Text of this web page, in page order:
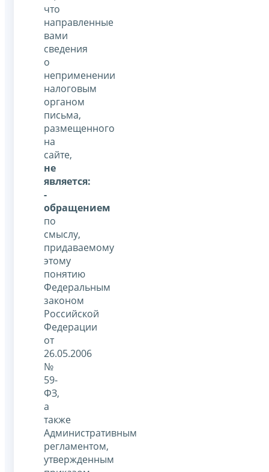
что
направленные
вами
сведения
о
неприменении
налоговым
органом
письма,
размещенного
на
сайте,
не
является:
-
обращением
по
смыслу,
придаваемому
этому
понятию
Федеральным
законом
Российской
Федерации
от
26.05.2006
№
59-
ФЗ,
а
также
Административным
регламентом,
утвержденным